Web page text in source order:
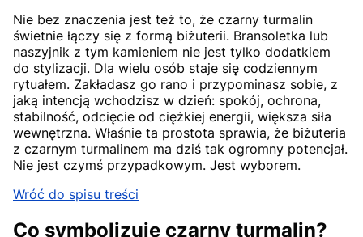
Nie bez znaczenia jest też to, że czarny turmalin
świetnie łączy się z formą biżuterii. Bransoletka lub
naszyjnik z tym kamieniem nie jest tylko dodatkiem
do stylizacji. Dla wielu osób staje się codziennym
rytuałem. Zakładasz go rano i przypominasz sobie, z
jaką intencją wchodzisz w dzień: spokój, ochrona,
stabilność, odcięcie od ciężkiej energii, większa siła
wewnętrzna. Właśnie ta prostota sprawia, że biżuteria
z czarnym turmalinem ma dziś tak ogromny potencjał.
Nie jest czymś przypadkowym. Jest wyborem.
Wróć do spisu treści
Co symbolizuje czarny turmalin?